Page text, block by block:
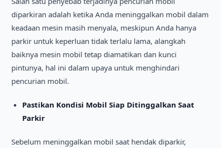
diparkiran adalah ketika Anda meninggalkan mobil dalam
keadaan mesin masih menyala, meskipun Anda hanya
parkir untuk keperluan tidak terlalu lama, alangkah
baiknya mesin mobil tetap diamatikan dan kunci
pintunya, hal ini dalam upaya untuk menghindari
pencurian mobil.
Pastikan Kondisi Mobil Siap Ditinggalkan Saat
Parkir
Sebelum meninggalkan mobil saat hendak diparkir,